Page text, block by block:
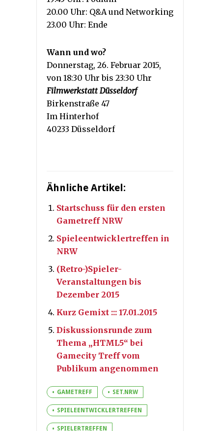
20.00 Uhr: Q&A und Networking
23.00 Uhr: Ende
Wann und wo?
Donnerstag, 26. Februar 2015,
von 18:30 Uhr bis 23:30 Uhr
Filmwerkstatt Düsseldorf
Birkenstraße 47
Im Hinterhof
40233 Düsseldorf
Ähnliche Artikel:
Startschuss für den ersten
Gametreff NRW
Spieleentwicklertreffen in
NRW
(Retro-)Spieler-
Veranstaltungen bis
Dezember 2015
Kurz Gemixt ::: 17.01.2015
Diskussionsrunde zum
Thema „HTML5“ bei
Gamecity Treff vom
Publikum angenommen
GAMETREFF SET.NRW
SPIELEENTWICKLERTREFFEN
SPIELERTREFFEN